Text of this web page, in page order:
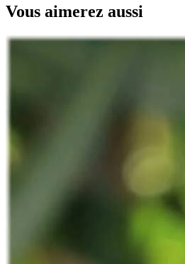
Vous aimerez aussi